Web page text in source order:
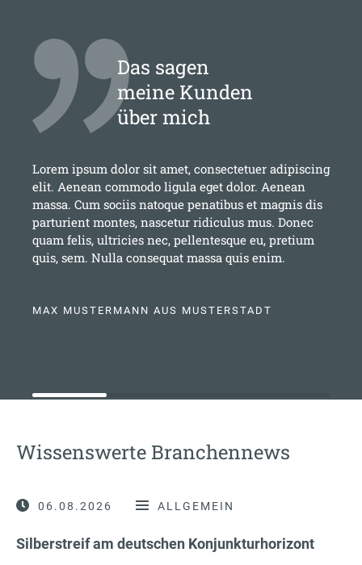
Das sagen
meine Kunden
über mich
Lorem ipsum dolor sit amet, consectetuer adipiscing
elit. Aenean commodo ligula eget dolor. Aenean
massa. Cum sociis natoque penatibus et magnis dis
parturient montes, nascetur ridiculus mus. Donec
quam felis, ultricies nec, pellentesque eu, pretium
quis, sem. Nulla consequat massa quis enim.
MAX MUSTERMANN AUS MUSTERSTADT
Wissenswerte Branchennews
06.08.2026 ALLGEMEIN
Silberstreif am deutschen Konjunkturhorizont